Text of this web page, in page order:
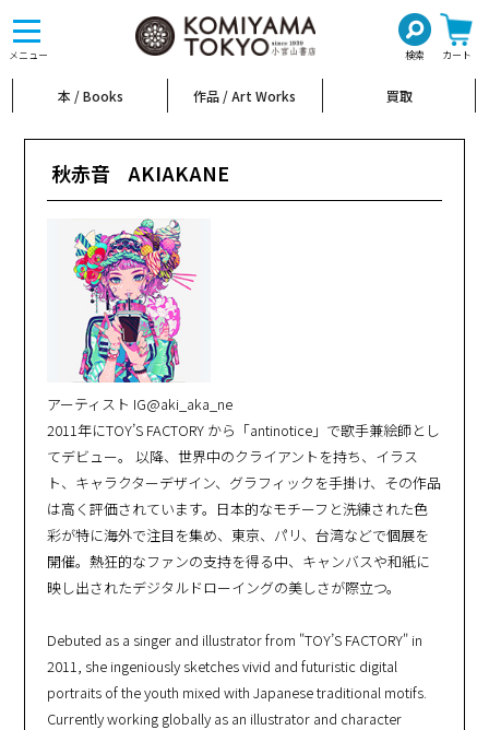
メニュー 検索 カート
toggle
navigation
本 / Books 作品 / Art Works 買取
秋赤音 AKIAKANE
アーティスト IG@aki_aka_ne
2011年にTOY’S FACTORY から「antinotice」で歌手兼絵師とし
てデビュー。 以降、世界中のクライアントを持ち、イラス
ト、キャラクターデザイン、グラフィックを手掛け、その作品
は高く評価されています。日本的なモチーフと洗練された色
彩が特に海外で注目を集め、東京、パリ、台湾などで個展を
開催。熱狂的なファンの支持を得る中、キャンバスや和紙に
映し出されたデジタルドローイングの美しさが際立つ。
Debuted as a singer and illustrator from "TOY’S FACTORY" in
2011, she ingeniously sketches vivid and futuristic digital
portraits of the youth mixed with Japanese traditional motifs.
Currently working globally as an illustrator and character